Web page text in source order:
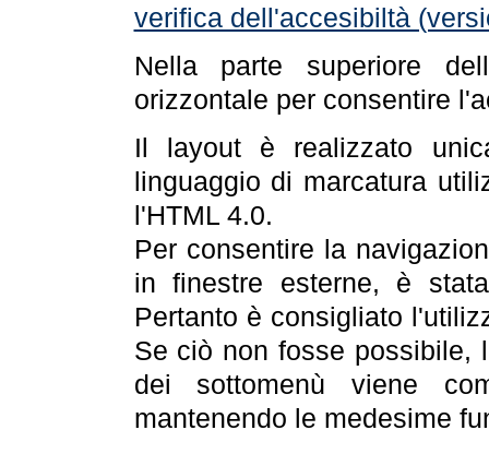
verifica dell'accesibiltà
Nella parte superiore
orizzontale per consentire
Il layout è realizzato
linguaggio di marcatura
l'HTML 4.0.
Per consentire la
in finestre esterne, è
Pertanto è consigliato
Se ciò non fosse possibile,
dei sottomenù viene
mantenendo le medesime